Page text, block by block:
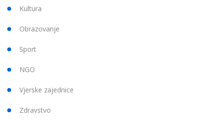
Kultura
Obrazovanje
Sport
NGO
Vjerske zajednice
Zdravstvo